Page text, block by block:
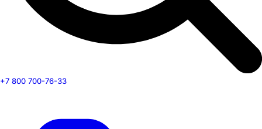
+7 800 700-76-33